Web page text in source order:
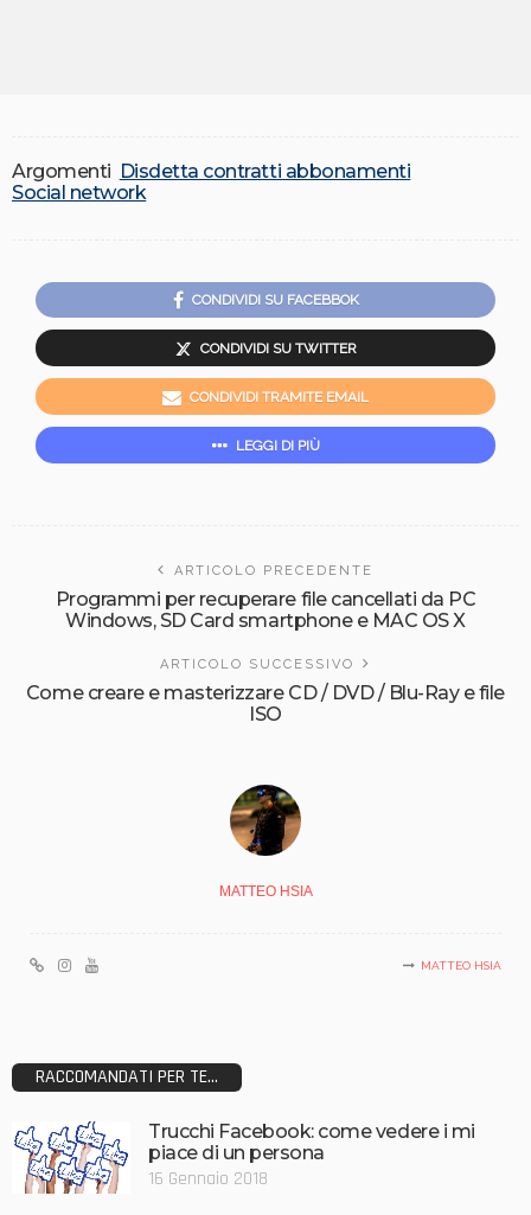
Argomenti Disdetta contratti abbonamenti
Social network
CONDIVIDI SU FACEBBOK
CONDIVIDI SU TWITTER
CONDIVIDI TRAMITE EMAIL
LEGGI DI PIÙ
ARTICOLO PRECEDENTE
Programmi per recuperare file cancellati da PC
Windows, SD Card smartphone e MAC OS X
ARTICOLO SUCCESSIVO
Come creare e masterizzare CD / DVD / Blu-Ray e file
ISO
MATTEO HSIA
MATTEO HSIA
RACCOMANDATI PER TE...
Trucchi Facebook: come vedere i mi
piace di un persona
16 Gennaio 2018